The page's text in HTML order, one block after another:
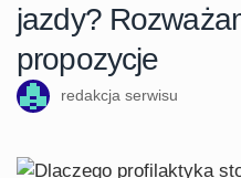
jazdy?
propozycje
redakcja serwisu